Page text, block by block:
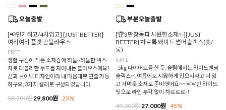
[📢인기최고/4차입고] [JUST BETTER]
여리여리 플랫 끈블라우스
FREE
생활 구김이 적은 소재감에 하늘~하늘한 텍스
처로 러블리한 무드를 자아내는 블라우스에요!
끈과 브이넥 디자인이라 내 마음대로 연출 가능
하구요, 3가지 컬러로 구성되었답니다
38,700원 29,800원 23%
[🏆3만장돌파 시원한소재✨][JUST
BETTER] 차르륵 와이드 썸머슬랙스(숏/
롱)
S,M,L
-5kg 다이어트를 한 듯, 슬림해지는 와이드밴딩
슬랙스~! 여름에도 시원하게 입으시라고 더 얇
고 가벼운 소재로 준비햇어요~~ 낙낙한 와이드
핏으로 라인 부각 없이 차르르르-!
49,000원 27,000원 45%